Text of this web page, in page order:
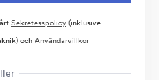
Sekretesspolicy(inklusive
ochAnvändarvillkor